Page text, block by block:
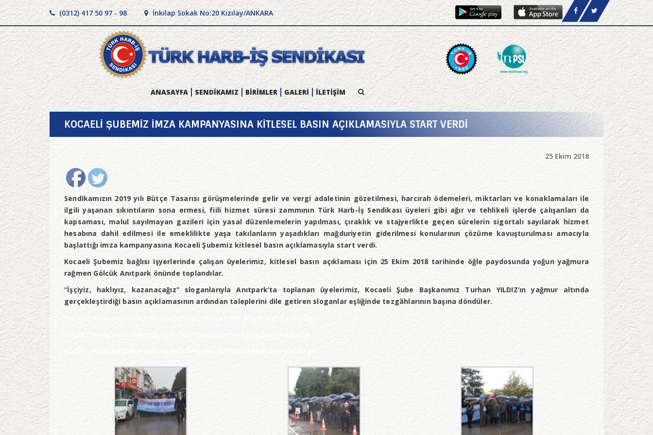
(0312) 417 50 97 - 98 İnkılap Sokak No:20 Kızılay/ANKARA
ANASAYFA SENDİKAMIZ BİRİMLER GALERİ İLETİŞİM
KOCAELİ ŞUBEMİZ İMZA KAMPANYASINA KİTLESEL BASIN AÇIKLAMASIYLA START VERDİ
25 Ekim 2018
Sendikamızın 2019 yılı Bütçe Tasarısı görüşmelerinde gelir ve vergi adaletinin gözetilmesi, harcırah ödemeleri, miktarları ve konaklamaları ile
ilgili yaşanan sıkıntıların sona ermesi, fiili hizmet süresi zammının Türk Harb-İş Sendikası üyeleri gibi ağır ve tehlikeli işlerde çalışanları da
kapsaması, malul sayılmayan gazileri için yasal düzenlemelerin yapılması, çıraklık ve stajyerlikte geçen sürelerin sigortalı sayılarak hizmet
hesabına dahil edilmesi ile emeklilikte yaşa takılanların yaşadıkları mağduriyetin giderilmesi konularının çözüme kavuşturulması amacıyla
başlattığı imza kampanyasına Kocaeli Şubemiz kitlesel basın açıklamasıyla start verdi.
Kocaeli Şubemiz bağlısı işyerlerinde çalışan üyelerimiz, kitlesel basın açıklaması için 25 Ekim 2018 tarihinde öğle paydosunda yoğun yağmura
rağmen Gölcük Anıtpark önünde toplandılar.
“İşçiyiz, haklıyız, kazanacağız” sloganlarıyla Anıtpark’ta toplanan üyelerimiz, Kocaeli Şube Başkanımız Turhan YILDIZ’ın yağmur altında
gerçekleştirdiği basın açıklamasının ardından taleplerini dile getiren sloganlar eşliğinde tezgâhlarının başına döndüler.
https://www.youtube.com/watch?v=7Y3Nka7t8dE&feature=youtu.be
https://www.youtube.com/watch?v=ipou2rvuYuk&feature=youtu.be
https://www.youtube.com/watch?v=LHNk_hNHGLo&feature=youtu.be